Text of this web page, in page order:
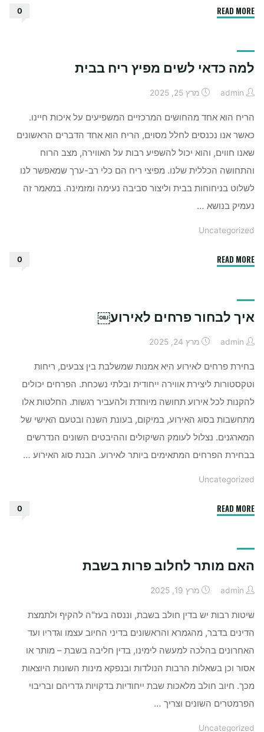
READ MORE
לבנה
0
למה כדאי לשים מפיץ ריח בבית
admin מרץ 25, 2025
הריח הוא אחד מהחושים המרכזיים המשפיעים על איכות חיינו.
כאשר אנו נכנסים לחלל מסוים, הריח הוא אחד הדברים הראשונים
שאנו חווים, והוא יכול להשפיע רבות על האווירה, מצב הרוח
והתחושה הכללית שלנו. מפיצי ריח הם כלי רב-ערך שמאפשר לנו
לשלוט בניחוחות בבית וליצור סביבה נעימה ומזמינה. במאמר זה
נעמיק בנושא …
Uncategorized
READ MORE
ריח
0
איך לבחור פרחים לאירוע￼
admin מרץ 24, 2025
בחירת פרחים לאירוע היא אמנות שמשלבת בין צבעים, ריחות
וטקסטורות ליצירת אווירה ייחודית ובלתי נשכחת. הפרחים יכולים
להקנות לכל אירוע תחושה מיוחדת ולהעביר רגשות. החלטות אלו
מתחשבות בסוג האירוע, במיקום, בעונת השנה ובטעם האישי של
המארגנים. נצלול לעומק השיקולים וההיבטים השונים הנדרשים
בבחירת הפרחים המתאימים ביותר לאירוע. הבנת סוג האירוע …
Uncategorized
READ MORE
￼"
0
האם מותר לחלוב פרות בשבת
admin מרץ 19, 2025
שיטות רבות יש בדין חולב בשבת, וננסה בעז"ה להקיף ולתמצת
הדינים בדבר, מהגמרא והראשונים בדיני החיוב עצמו וגדריו ועד
האחרונים בהלכה למעשה לימינו, בדין חליבה בשבת – מותר או
אסור וכן בשאלות הרבות הנולדות ובנפקא מינות השונות היוצאות
מכך. חיוב חולב מלאכות שבת ייחודיות בדקויות גדריהם ובריבוי
הפרמטרים השונים וצריך …
Uncategorized